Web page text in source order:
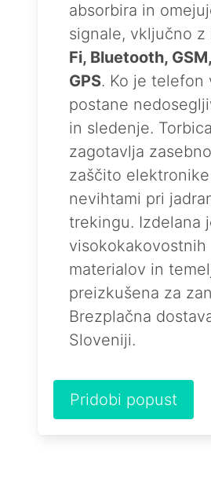
absorbira in
signale, vključno z
Fi, Bluetooth,
GPS. Ko je telefon
postane
in sledenje. Torbica
zagotavlja
zaščito
nevihtami pri
trekingu. Izdelana
visokokakovostnih
materialov in
preizkušena za
Brezplačna
Sloveniji.
Pridobi popust